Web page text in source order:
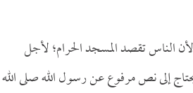
الناس تقصد المسجد الحرام؛ لأجل
إلى نص مرفوع عن رسول الله صلى الله